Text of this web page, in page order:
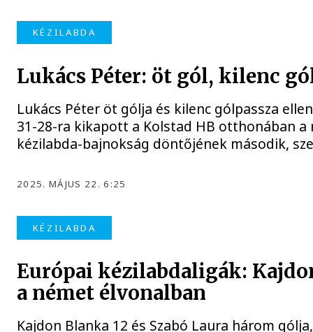
KÉZILABDA
Lukács Péter: öt gól, kilenc
Lukács Péter öt gólja és kilenc gólpassza
31-28-ra kikapott a Kolstad HB otthonában
kézilabda-bajnokság döntőjének második,
2025. MÁJUS 22. 6:25
KÉZILABDA
Európai kézilabdaligák:
a német élvonalban
Kajdon Blanka 12 és Szabó Laura három